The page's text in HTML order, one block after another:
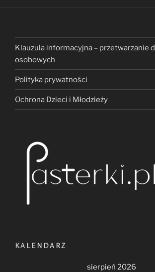
Klauzula informacyjna – przetwarzanie
osobowych
Polityka prywatności
Ochrona Dzieci i Młodzieży
KALENDARZ
sierpień 2026